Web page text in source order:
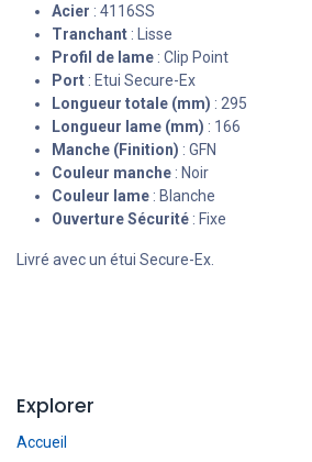
Acier : 4116SS
Tranchant : Lisse
Profil de lame : Clip Point
Port : Etui Secure-Ex
Longueur totale (mm) : 295
Longueur lame (mm) : 166
Manche (Finition) : GFN
Couleur manche : Noir
Couleur lame : Blanche
Ouverture Sécurité : Fixe
Livré avec un étui Secure-Ex.
Explorer
Accueil